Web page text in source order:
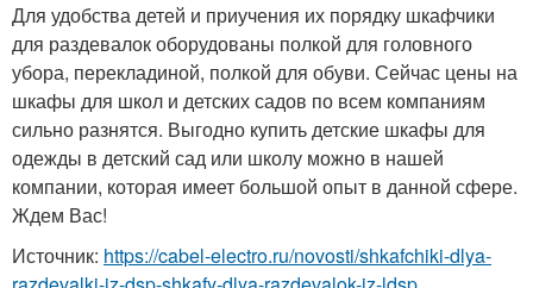
Для удобства детей и приучения их порядку шкафчики
для раздевалок оборудованы полкой для головного
убора, перекладиной, полкой для обуви. Сейчас цены на
шкафы для школ и детских садов по всем компаниям
сильно разнятся. Выгодно купить детские шкафы для
одежды в детский сад или школу можно в нашей
компании, которая имеет большой опыт в данной сфере.
Ждем Вас!
Источник: https://cabel-electro.ru/novosti/shkafchiki-dlya-